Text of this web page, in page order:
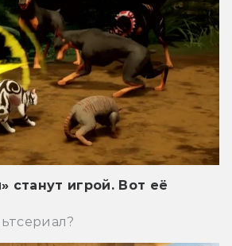
станут игрой. Вот её